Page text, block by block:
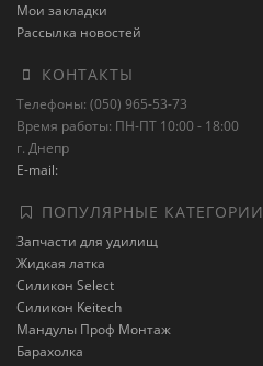
Мои закладки
Рассылка новостей
КОНТАКТЫ
Телефоны: (050) 965-53-73
Время работы: ПН-ПТ 10:00 - 18:00
г. Днепр
E-mail:
ПОПУЛЯРНЫЕ КАТЕГОРИИ
Запчасти для удилищ
Жидкая латка
Силикон Select
Силикон Keitech
Мандулы Проф Монтаж
Барахолка